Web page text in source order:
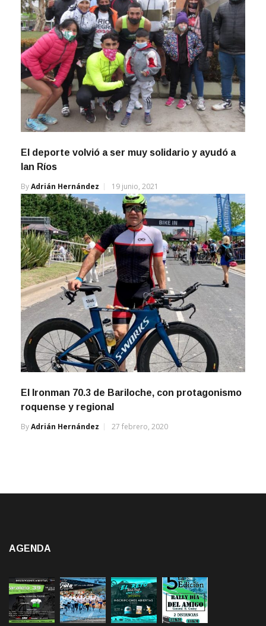
El deporte volvió a ser muy solidario y ayudó a
Ian Ríos
ByAdrián Hernández 19 junio, 2021
El Ironman 70.3 de Bariloche, con protagonismo
roquense y regional
ByAdrián Hernández 27 febrero, 2020
AGENDA